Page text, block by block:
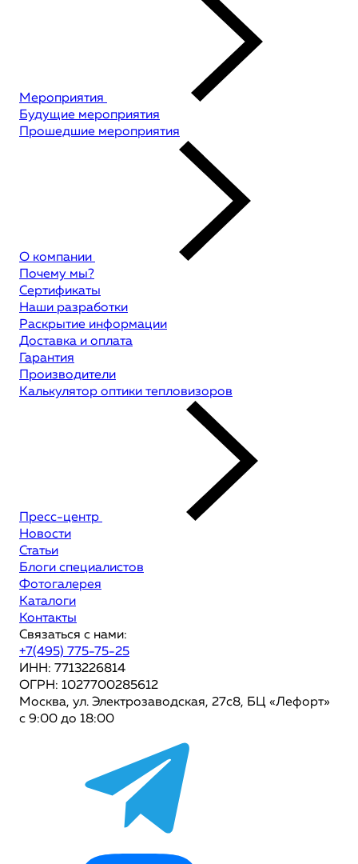
Мероприятия
Будущие мероприятия
Прошедшие мероприятия
О компании
Почему мы?
Сертификаты
Наши разработки
Раскрытие информации
Доставка и оплата
Гарантия
Производители
Калькулятор оптики тепловизоров
Пресс-центр
Новости
Статьи
Блоги специалистов
Фотогалерея
Каталоги
Контакты
Связаться с нами:
+7(495) 775-75-25
ИНН: 7713226814
ОГРН: 1027700285612
Москва, ул. Электрозаводская, 27с8, БЦ «Лефорт»
с 9:00 до 18:00